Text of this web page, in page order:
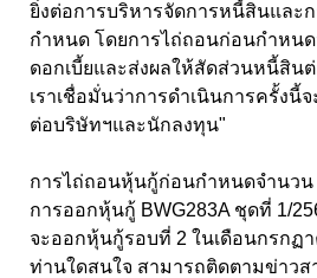
ยิ่งต่อการบริหารจัดการหนี้สินและ
กำหนด โดยการไถ่ถอนก่อนกำหน
ดอกเบี้ยและส่งผลให้สัดส่วนหนี้สิน
เราเชื่อมั่นว่าการดำเนินการครั้งนี้
ต่อบริษัทฯและนักลงทุน"
การไถ่ถอนหุ้นกู้ก่อนกำหนดจำนวน
การออกหุ้นกู้ BWG283A ชุดที่ 1/
จะออกหุ้นกู้รอบที่ 2 ในเดือนกรกฏ
ท่านใดสนใจ สามารถติดตามข่าวส